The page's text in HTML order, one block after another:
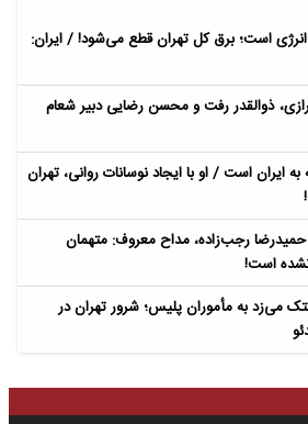
است؛ برق کل تهران قطع می‌شود! / ایران:
ذوالقدر رفت و محسن رضایی دبیر شعام
ایران است / او با ایجاد نوسانات روانی، تهران
حمیدرضا رجب‌زاده، مداح معروف: متهمان
نشده است!
می‌زد به مأموران پلیس؛ شرور تهران در